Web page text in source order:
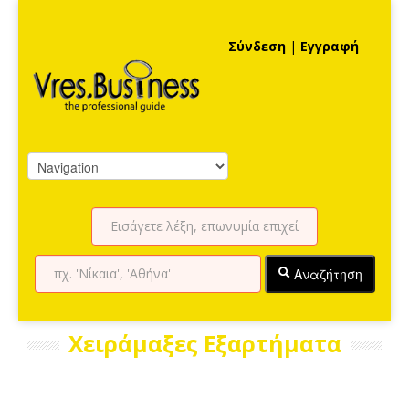
Σύνδεση | Εγγραφή
Αναζήτηση
Χειράμαξες Εξαρτήματα